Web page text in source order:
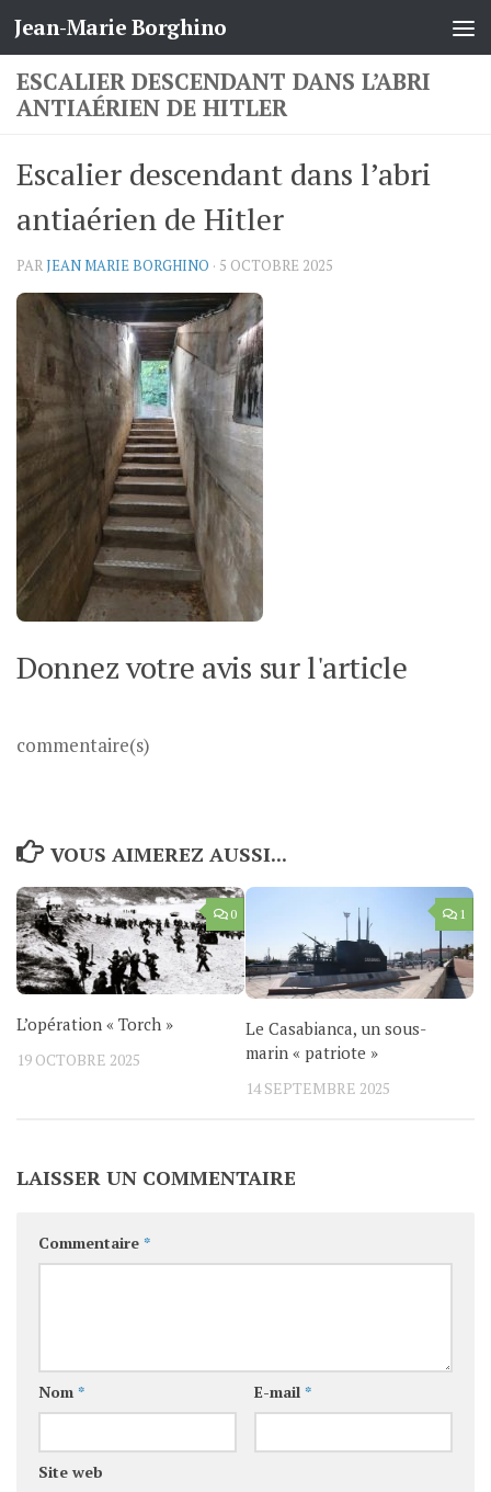
Skip to content
Jean-Marie Borghino
ESCALIER DESCENDANT DANS L’ABRI
ANTIAÉRIEN DE HITLER
Escalier descendant dans l’abri
antiaérien de Hitler
PARJEAN MARIE BORGHINO · 5 OCTOBRE 2025
Donnez votre avis sur l'article
commentaire(s)
VOUS AIMEREZ AUSSI...
0
L’opération « Torch »
19 OCTOBRE 2025
1
Le Casabianca, un sous-
marin « patriote »
14 SEPTEMBRE 2025
LAISSER UN COMMENTAIRE
Commentaire *
Nom * E-mail *
Site web